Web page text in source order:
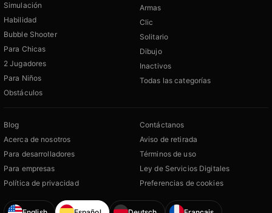
Simulación
Habilidad
Bubble Shooter
Para Chicas
2 Jugadores
Para Niños
Obstáculos
Armas
Clic
Solitario
Dibujo
Inactivos
Todas las categorías
Blog
Acerca de nosotros
Para desarrolladores
Para empresas
Política de privacidad
Contáctanos
Aviso de retirada
Términos de uso
Ley de Servicios Digitales
Preferencias de cookies